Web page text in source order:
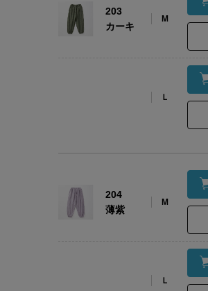
サイズ Mサイズ
ウエ
203
カーキ
M
Ｌ
204
薄紫
M
Ｌ